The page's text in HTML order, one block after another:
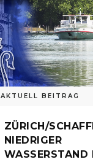
AKTUELL BEITRAG
ZÜRICH/
NIEDRIGER
WASSERSTAND